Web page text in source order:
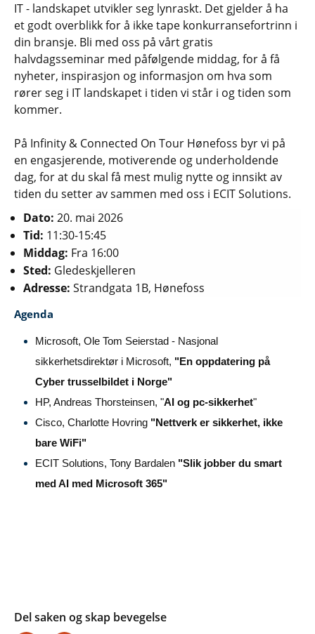
IT - landskapet utvikler seg lynraskt. Det gjelder å ha
et godt overblikk for å ikke tape konkurransefortrinn i
din bransje. Bli med oss på vårt gratis
halvdagsseminar med påfølgende middag, for å få
nyheter, inspirasjon og informasjon om hva som
rører seg i IT landskapet i tiden vi står i og tiden som
kommer.
På Infinity & Connected On Tour Hønefoss byr vi på
en engasjerende, motiverende og underholdende
dag, for at du skal få mest mulig nytte og innsikt av
tiden du setter av sammen med oss i ECIT Solutions.
Dato: 20. mai 2026
Tid: 11:30-15:45
Middag: Fra 16:00
Sted: Gledeskjelleren
Adresse: Strandgata 1B, Hønefoss
Agenda
Microsoft, Ole Tom Seierstad - Nasjonal
sikkerhetsdirektør i Microsoft, "En oppdatering på
Cyber trusselbildet i Norge"
HP, Andreas Thorsteinsen, "AI og pc-sikkerhet"
Cisco, Charlotte Hovring "Nettverk er sikkerhet, ikke
bare WiFi"
ECIT Solutions, Tony Bardalen "Slik jobber du smart
med AI med Microsoft 365"
Del saken og skap bevegelse